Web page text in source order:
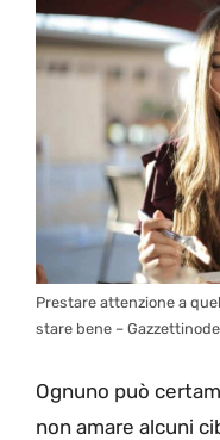
Prestare attenzione a
stare bene –
Ognuno può
non amare alcuni